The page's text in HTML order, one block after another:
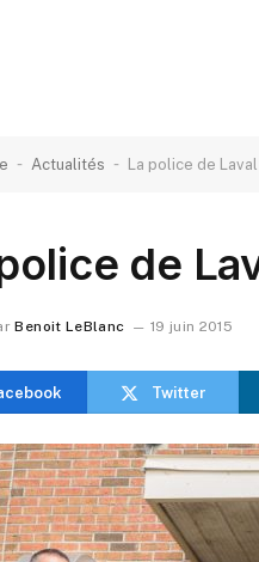
- Actualités - La police de
de
Benoit LeBlanc 19 juin 2015
Twitter